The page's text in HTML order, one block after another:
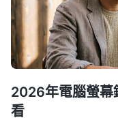
2026年電腦螢幕
看